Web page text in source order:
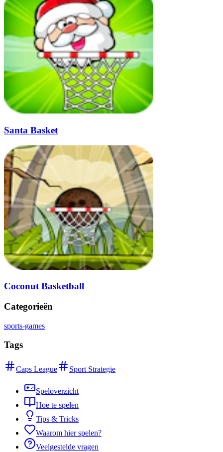
Santa Basket
Coconut Basketball
Categorieën
sports-games
Tags
Caps League Sport Strategie
Speloverzicht
Hoe te spelen
Tips & Tricks
Waarom hier spelen?
Veelgestelde vragen